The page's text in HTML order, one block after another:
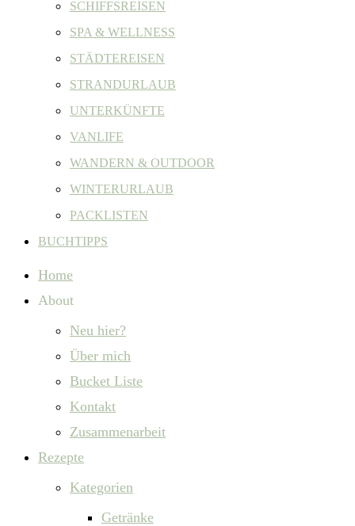
SCHIFFSREISEN
SPA & WELLNESS
STÄDTEREISEN
STRANDURLAUB
UNTERKÜNFTE
VANLIFE
WANDERN & OUTDOOR
WINTERURLAUB
PACKLISTEN
BUCHTIPPS
Home
About
Neu hier?
Über mich
Bucket Liste
Kontakt
Zusammenarbeit
Rezepte
Kategorien
Getränke